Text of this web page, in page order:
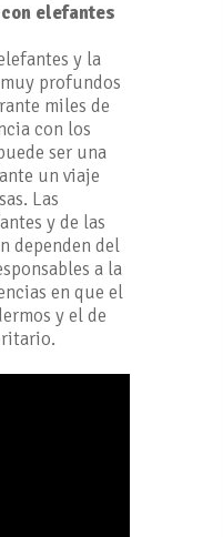
elefantes
y la
profundos
miles de
con los
ser una
un viaje
Las
y de las
dependen del
a la
en que el
y el de